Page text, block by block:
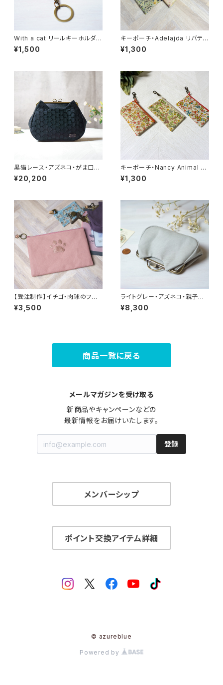
With a cat リールキーホルダ
ー・選べる柄【受注制作】
¥1,500
キーポーチ・Adelajda リバティ
ラミネート生地
¥1,300
黒猫レース・アズネコ・がま口バ
ッグ
¥20,200
キーポーチ・Nancy Animal リ
バティラミネート生地
¥1,300
【受注制作】イチゴ・肉球のファ
スナーポーチ
¥3,500
ライトグレー・アズネコ・親子が
ま口財布
¥8,300
商品一覧に戻る
メールマガジンを受け取る
新商品やキャンペーンなどの
最新情報をお届けいたします。
登録
メンバーシップ
ポイント交換アイテム詳細
© azureblue
Powered by